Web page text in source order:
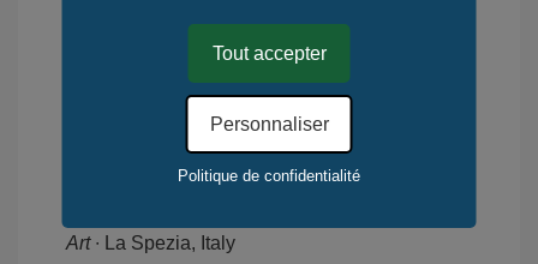
Mambo ∙ Museum of Modern Art Bologna
Museion ∙ Museum of Modern and
Contemporary Art Bolzano ∙ Bolzano, Italy
Art∙ La Spezia, Italy
Tout accepter
Personnaliser
Politique de confidentialité